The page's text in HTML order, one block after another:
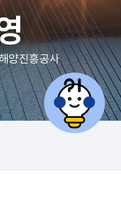
양진흥공사